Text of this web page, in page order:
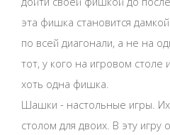
эта фишка становится
по всей диагонали, а не на
тот, у кого на игровом
хоть одна фишка.
Шашки - настольные игры.
столом для двоих. В эту игру